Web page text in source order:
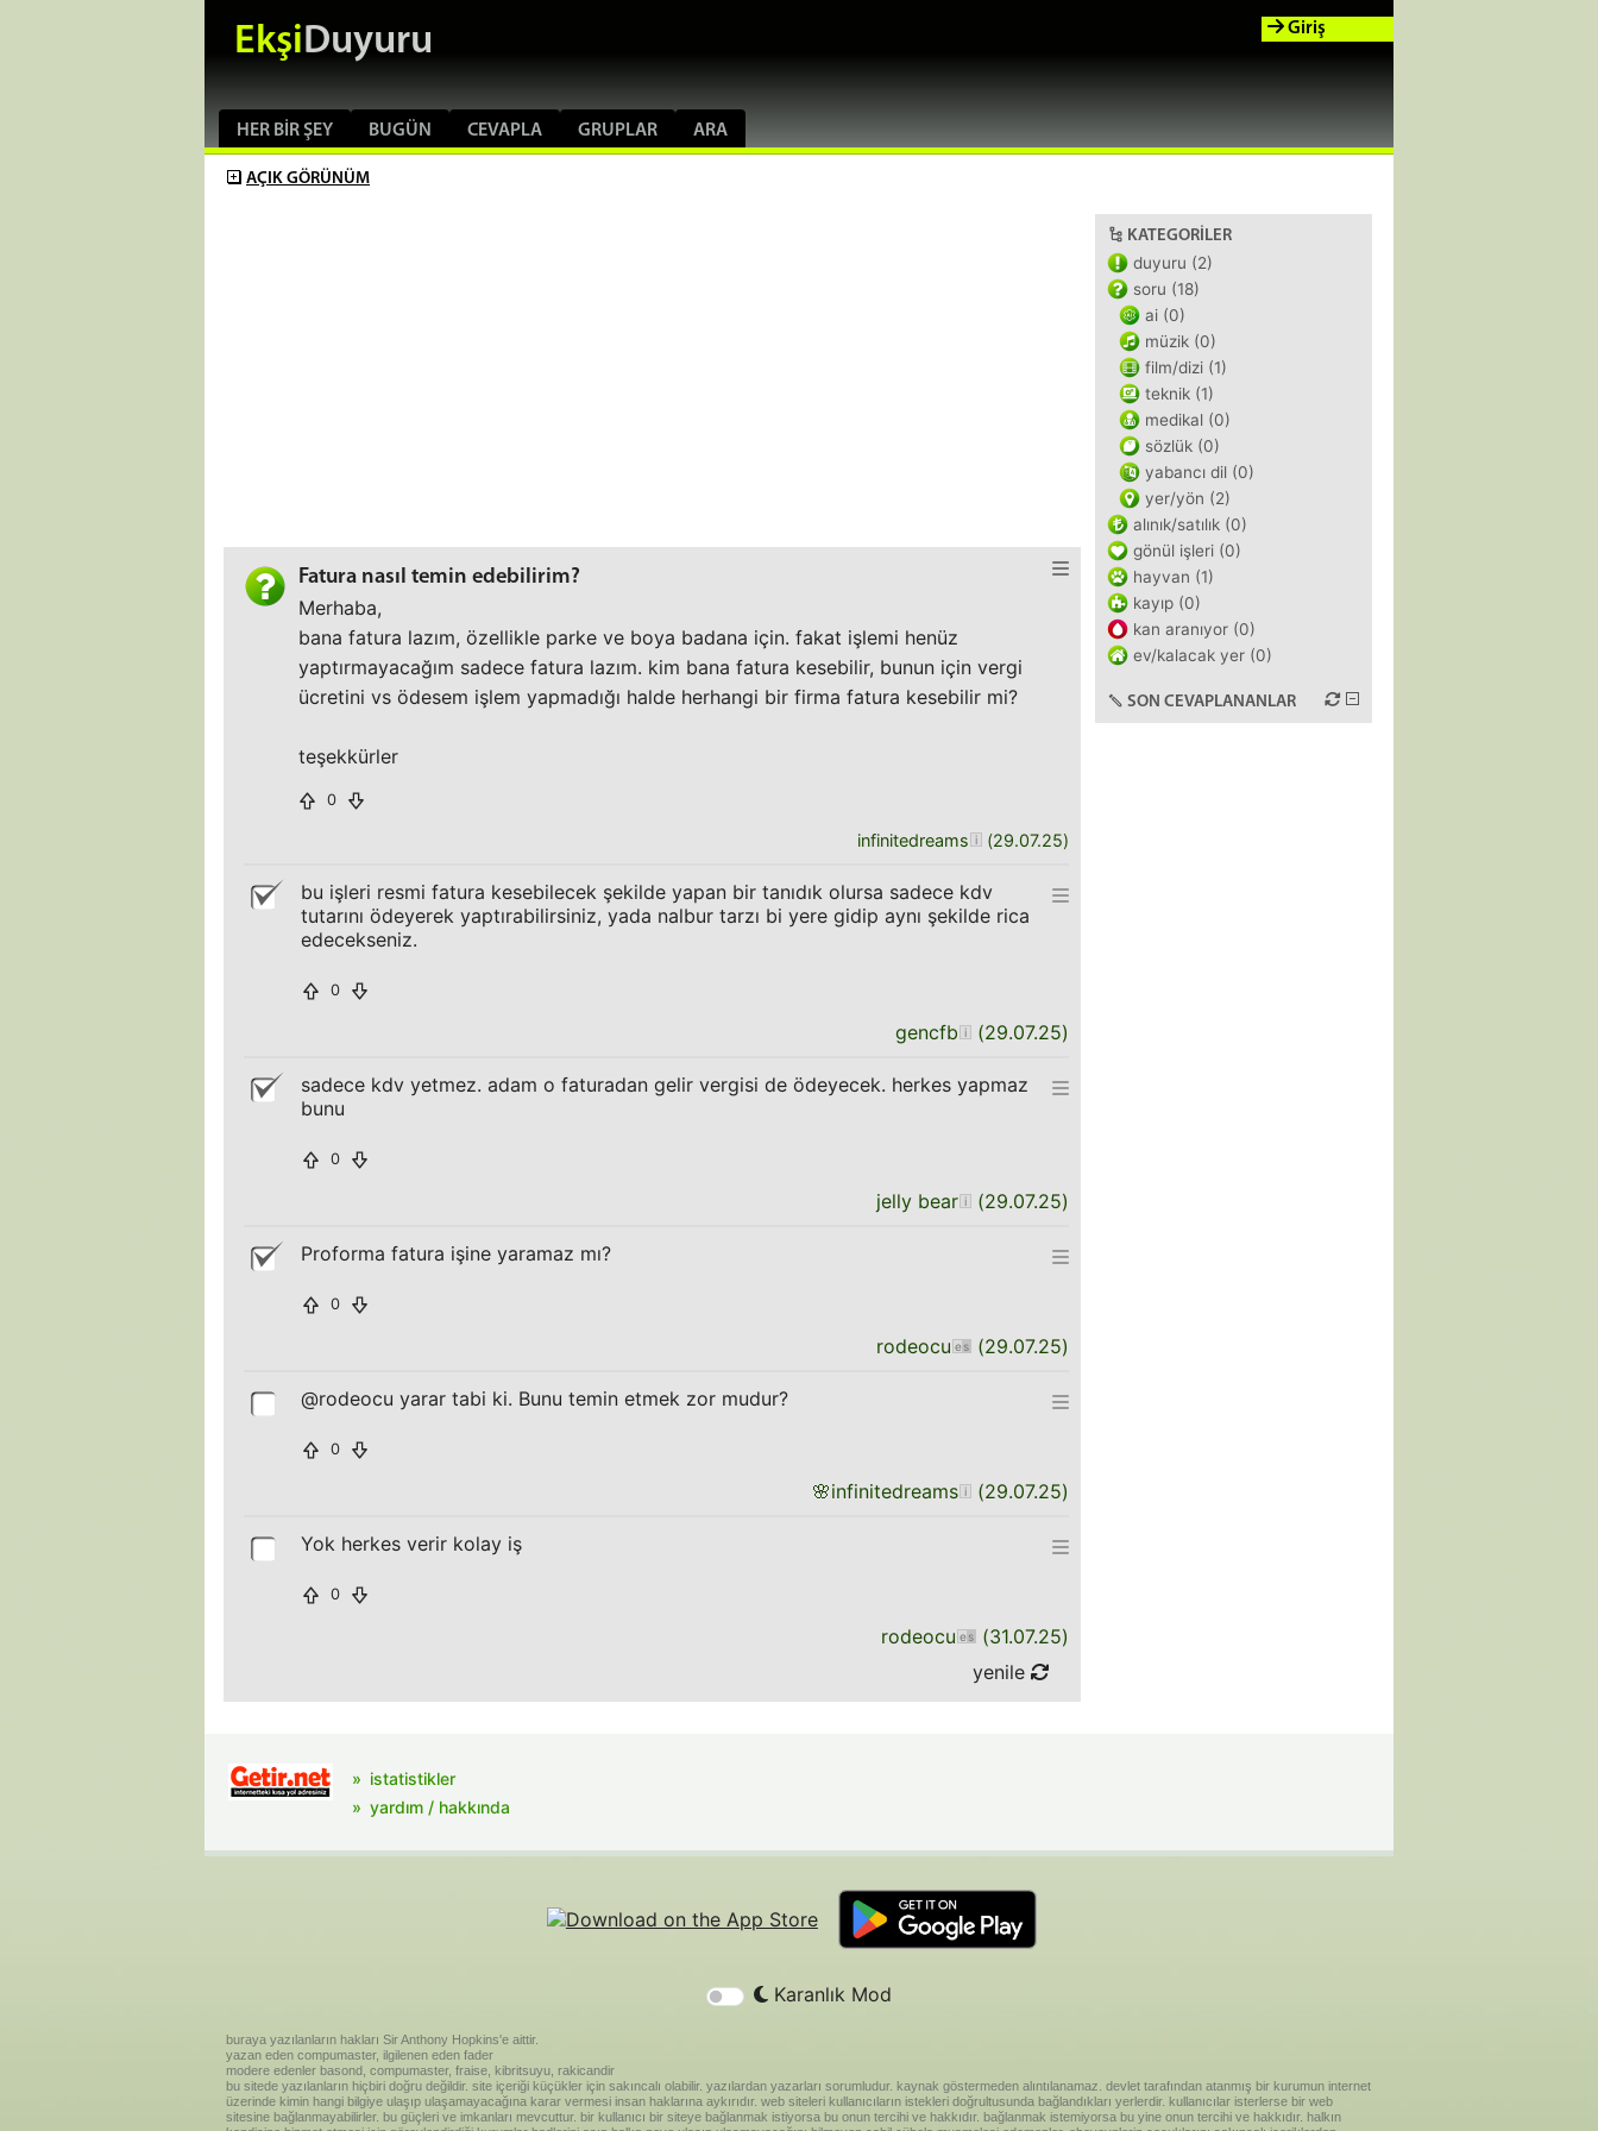
EkşiDuyuru
HER BIR ŞEY BUGÜN CEVAPLA GRUPLAR ARA
Giriş
AÇIK GÖRÜNÜM
Fatura nasıl temin edebilirim?
Merhaba,
bana fatura lazım, özellikle parke ve boya badana için. fakat işlemi henüz
yaptırmayacağım sadece fatura lazım. kim bana fatura kesebilir, bunun için vergi
ücretini vs ödesem işlem yapmadığı halde herhangi bir firma fatura kesebilir mi?
teşekkürler
0
infinitedreams (29.07.25)
bu işleri resmi fatura kesebilecek şekilde yapan bir tanıdık olursa sadece kdv
tutarını ödeyerek yaptırabilirsiniz, yada nalbur tarzı bi yere gidip aynı şekilde rica
edecekseniz.
0
gencfb (29.07.25)
sadece kdv yetmez. adam o faturadan gelir vergisi de ödeyecek. herkes yapmaz
bunu
0
jelly bear (29.07.25)
Proforma fatura işine yaramaz mı?
0
rodeocu (29.07.25)
@rodeocu yarar tabi ki. Bunu temin etmek zor mudur?
0
🌸infinitedreams (29.07.25)
Yok herkes verir kolay iş
0
rodeocu (31.07.25)
yenile
KATEGORILER
duyuru (2)
soru (18)
ai (0)
müzik (0)
film/dizi (1)
teknik (1)
medikal (0)
sözlük (0)
yabancı dil (0)
yer/yön (2)
alınık/satılık (0)
gönül işleri (0)
hayvan (1)
kayıp (0)
kan aranıyor (0)
ev/kalacak yer (0)
SON CEVAPLANANLAR
istatistikler
yardım / hakkında
Karanlık Mod
buraya yazılanların hakları Sir Anthony Hopkins'e aittir.
yazan eden compumaster, ilgilenen eden fader
modere edenler basond, compumaster, fraise, kibritsuyu, rakicandir
bu sitede yazılanların hiçbiri doğru değildir. site içeriği küçükler için sakıncalı olabilir. yazılardan yazarları sorumludur. kaynak göstermeden alıntılanamaz. devlet tarafından atanmış bir kurumun internet
üzerinde kimin hangi bilgiye ulaşıp ulaşamayacağına karar vermesi insan haklarına aykırıdır. web siteleri kullanıcıların istekleri doğrultusunda bağlandıkları yerlerdir. kullanıcılar isterlerse bir web
sitesine bağlanmayabilirler. bu güçleri ve imkanları mevcuttur. bir kullanıcı bir siteye bağlanmak istiyorsa bu onun tercihi ve hakkıdır. bağlanmak istemiyorsa bu yine onun tercihi ve hakkıdır. halkın